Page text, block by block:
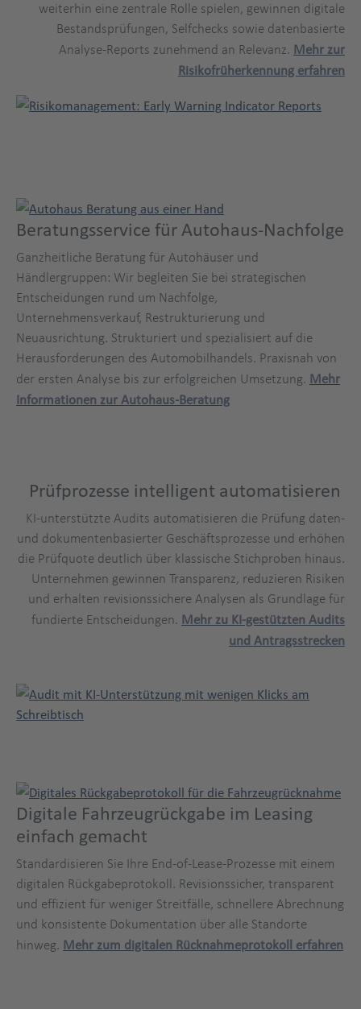
weiterhin eine zentrale Rolle spielen, gewinnen digitale
Bestandsprüfungen, Selfchecks sowie datenbasierte
Analyse-Reports zunehmend an Relevanz. Mehr zur
Risikofrüherkennung erfahren
Beratungsservice für Autohaus-Nachfolge
Ganzheitliche Beratung für Autohäuser und
Händlergruppen: Wir begleiten Sie bei strategischen
Entscheidungen rund um Nachfolge,
Unternehmensverkauf, Restrukturierung und
Neuausrichtung. Strukturiert und spezialisiert auf die
Herausforderungen des Automobilhandels. Praxisnah von
der ersten Analyse bis zur erfolgreichen Umsetzung. Mehr
Informationen zur Autohaus-Beratung
Prüfprozesse intelligent automatisieren
KI-unterstützte Audits automatisieren die Prüfung daten-
und dokumentenbasierter Geschäftsprozesse und erhöhen
die Prüfquote deutlich über klassische Stichproben hinaus.
Unternehmen gewinnen Transparenz, reduzieren Risiken
und erhalten revisionssichere Analysen als Grundlage für
fundierte Entscheidungen. Mehr zu KI-gestützten Audits
und Antragsstrecken
Digitale Fahrzeugrückgabe im Leasing
einfach gemacht
Standardisieren Sie Ihre End-of-Lease-Prozesse mit einem
digitalen Rückgabeprotokoll. Revisionssicher, transparent
und effizient für weniger Streitfälle, schnellere Abrechnung
und konsistente Dokumentation über alle Standorte
hinweg. Mehr zum digitalen Rücknahmeprotokoll erfahren